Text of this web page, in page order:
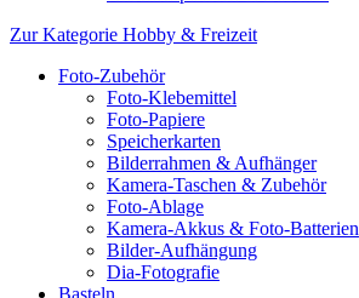
Zur Kategorie Hobby & Freizeit
Foto-Zubehör
Foto-Klebemittel
Foto-Papiere
Speicherkarten
Bilderrahmen & Aufhänger
Kamera-Taschen & Zubehör
Foto-Ablage
Kamera-Akkus & Foto-Batterien
Bilder-Aufhängung
Dia-Fotografie
Basteln